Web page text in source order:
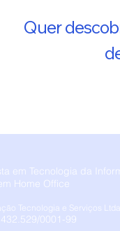
Quer
em Tecnologia da
Home Office
Tecnologia e Serviços Ltda
0001-99